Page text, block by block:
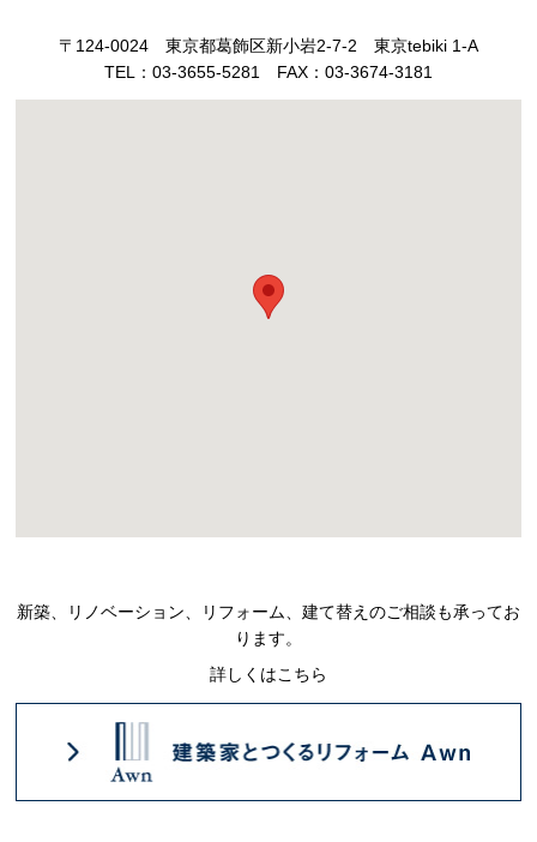
〒124-0024 東京都葛飾区新小岩2-7-2 東京tebiki 1-A
TEL：03-3655-5281
FAX：03-3674-3181
新築、リノベーション、リフォーム、建て替えのご相談も承ってお
ります。
詳しくはこちら